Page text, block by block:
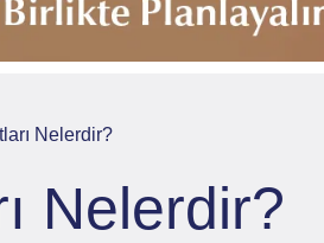
Nelerdir?
Nelerdir?